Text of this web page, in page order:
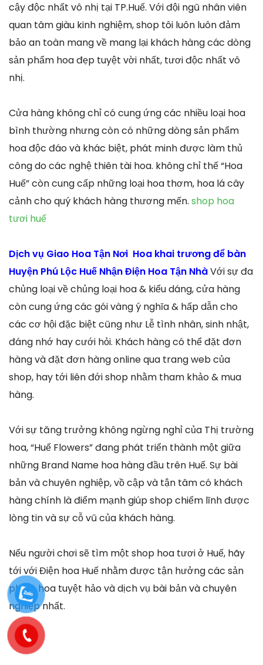
cậy độc nhất vô nhị tại TP.Huế. Với đội ngũ nhân viên
quan tâm giàu kinh nghiệm, shop tôi luôn luôn đảm
bảo an toàn mang về mang lại khách hàng các dòng
sản phẩm hoa đẹp tuyệt vời nhất, tươi độc nhất vô
nhị.
Cửa hàng không chỉ có cung ứng các nhiều loại hoa
bình thường nhưng còn có những dòng sản phẩm
hoa độc đáo và khác biệt, phát minh được làm thủ
công do các nghệ thiên tài hoa. không chỉ thế “Hoa
Huế” còn cung cấp những loại hoa thơm, hoa lá cây
cảnh cho quý khách hàng thương mến. shop hoa
tươi huế
Dịch vụ Giao Hoa Tận Nơi Hoa khai trương để bàn
Huyện Phú Lộc Huế Nhận Điện Hoa Tận NhàVới sự đa
chủng loại về chủng loại hoa & kiểu dáng, cửa hàng
còn cung ứng các gói vàng ý nghĩa & hấp dẫn cho
các cơ hội đặc biệt cũng như Lễ tình nhân, sinh nhật,
đáng nhớ hay cưới hỏi. Khách hàng có thể đặt đơn
hàng và đặt đơn hàng online qua trang web của
shop, hay tới liên đới shop nhằm tham khảo & mua
hàng.
Với sự tăng trưởng không ngừng nghỉ của Thị trường
hoa, “Huế Flowers” đang phát triển thành một giữa
những Brand Name hoa hàng đầu trên Huế. Sự bài
bản và chuyên nghiệp, vồ cập và tận tâm có khách
hàng chính là điểm mạnh giúp shop chiếm lĩnh được
lòng tin và sự cỗ vũ của khách hàng.
Nếu người chơi sẽ tìm một shop hoa tươi ở Huế, hãy
tới với Điện hoa Huế nhằm được tận hưởng các sản
phẩm hoa tuyệt hảo và dịch vụ bài bản và chuyên
nghiệp nhất.